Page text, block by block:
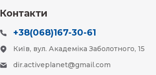
Контакти
+38(068)167-30-61
Київ, вул. Академіка Заболотного, 15
dir.activeplanet@gmail.com